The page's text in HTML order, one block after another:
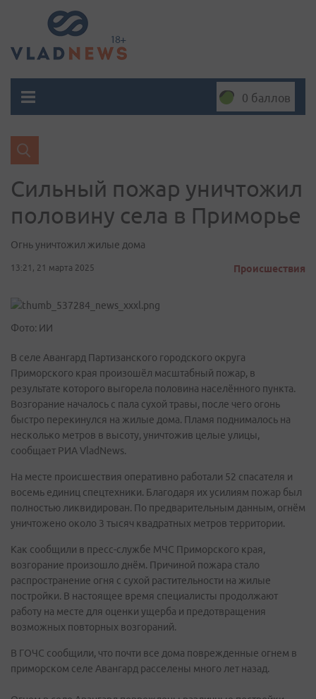
0 баллов
Сильный пожар уничтожил
половину села в Приморье
Огнь уничтожил жилые дома
13:21, 21 марта 2025 Происшествия
Фото: ИИ
В селе Авангард Партизанского городского округа
Приморского края произошёл масштабный пожар, в
результате которого выгорела половина населённого пункта.
Возгорание началось с пала сухой травы, после чего огонь
быстро перекинулся на жилые дома. Пламя поднималось на
несколько метров в высоту, уничтожив целые улицы,
сообщает РИА VladNews.
На месте происшествия оперативно работали 52 спасателя и
восемь единиц спецтехники. Благодаря их усилиям пожар был
полностью ликвидирован. По предварительным данным, огнём
уничтожено около 3 тысяч квадратных метров территории.
Как сообщили в пресс-службе МЧС Приморского края,
возгорание произошло днём. Причиной пожара стало
распространение огня с сухой растительности на жилые
постройки. В настоящее время специалисты продолжают
работу на месте для оценки ущерба и предотвращения
возможных повторных возгораний.
В ГОЧС сообщили, что почти все дома поврежденные огнем в
приморском селе Авангард расселены много лет назад.